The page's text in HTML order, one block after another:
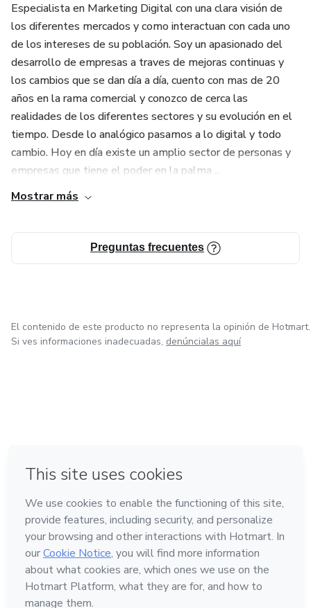
Especialista en Marketing Digital con una clara visión de
los diferentes mercados y como interactuan con cada uno
de los intereses de su población. Soy un apasionado del
desarrollo de empresas a traves de mejoras continuas y
los cambios que se dan día a día, cuento con mas de 20
años en la rama comercial y conozco de cerca las
realidades de los diferentes sectores y su evolución en el
tiempo. Desde lo analógico pasamos a lo digital y todo
cambio. Hoy en día existe un amplio sector de personas y
empresas que tiene el poder en la palma ...
Mostrar más
Preguntas frecuentes
El contenido de este producto no representa la opinión de Hotmart.
Si ves informaciones inadecuadas, denúncialas aquí
Hecho con❤ en Ciudad de México
Conoce Hotmart
Idioma
Español